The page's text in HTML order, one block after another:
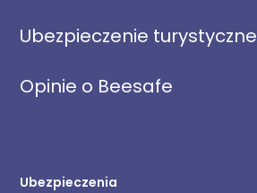
Ubezpieczenie turystyczne
Opinie o Beesafe
Ubezpieczenia